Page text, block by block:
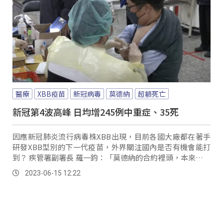
醫療 XBB疫苗 新冠病毒 莫德納 超額死亡
新冠第4波高峰 日均增245例中重症、35死
因應新冠肺炎流行病毒株XBB出現，目前各國大廠都在著手
研發XBB型別的下一代疫苗，外界關注國內是否有機會能打
到？ 疾管署副署長 羅一鈞：「莫德納的合約裡頭，本來就包
含如果它有更新疫苗株的部分，我們就可以訂購最新型的新
冠的疫苗。
2023-06-15 12:22